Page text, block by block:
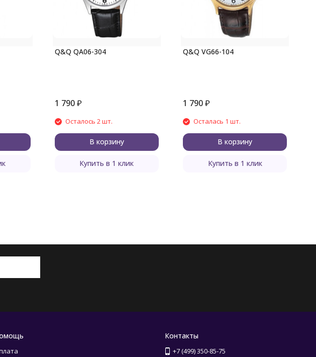
Q&Q QA06-304
1 790₽
Осталось 2 шт.
В корзину
Купить в 1 клик
Q&Q VG66-104
1 790₽
Осталась 1 шт.
В корзину
Купить в 1 клик
Контакты
+7 (499) 350-85-75